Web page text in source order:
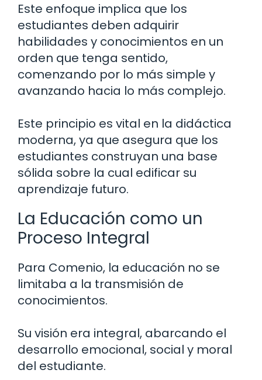
Este enfoque implica que los
estudiantes deben adquirir
habilidades y conocimientos en un
orden que tenga sentido,
comenzando por lo más simple y
avanzando hacia lo más complejo.
Este principio es vital en la didáctica
moderna, ya que asegura que los
estudiantes construyan una base
sólida sobre la cual edificar su
aprendizaje futuro.
La Educación como un
Proceso Integral
Para Comenio, la educación no se
limitaba a la transmisión de
conocimientos.
Su visión era integral, abarcando el
desarrollo emocional, social y moral
del estudiante.